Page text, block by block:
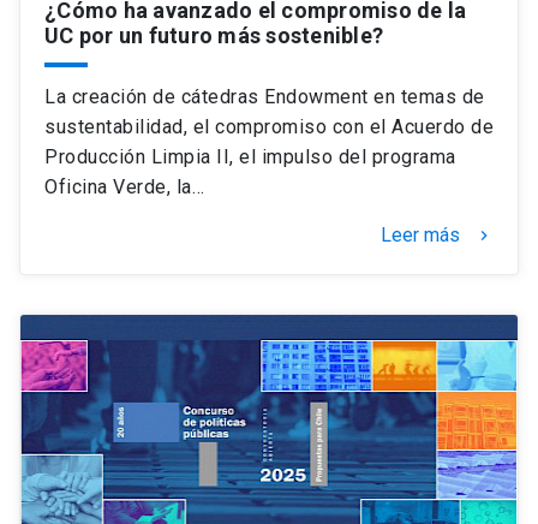
¿Cómo ha avanzado el compromiso de la
UC por un futuro más sostenible?
La creación de cátedras Endowment en temas de
sustentabilidad, el compromiso con el Acuerdo de
Producción Limpia II, el impulso del programa
Oficina Verde, la…
Leer más keyboard_arrow_right